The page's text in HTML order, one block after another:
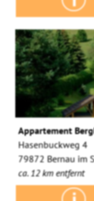
Appartement
Hasenbuckweg 4
79872 Bernau im
ca. 12 km entfernt